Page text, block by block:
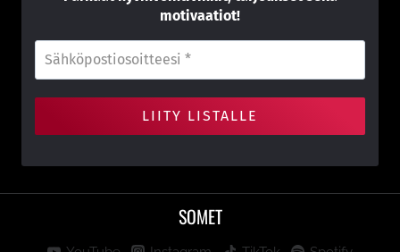
motivaatiot!
SOMET